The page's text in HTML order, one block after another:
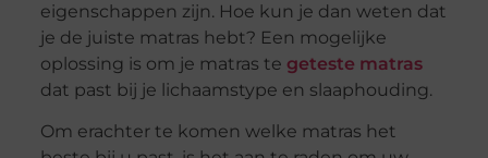
eigenschappen zijn. Hoe kun je dan weten dat
je de juiste matras hebt? Een mogelijke
oplossing is om je matras te geteste matras
dat past bij je lichaamstype en slaaphouding.
Om erachter te komen welke matras het